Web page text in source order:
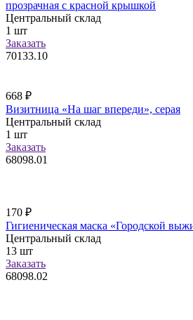
прозрачная с красной крышкой
Центральный склад
1 шт
Заказать
70133.10
668 ₽
Визитница «На шаг впереди», серая
Центральный склад
1 шт
Заказать
68098.01
170 ₽
Гигиеническая маска «Городской
Центральный склад
13 шт
Заказать
68098.02